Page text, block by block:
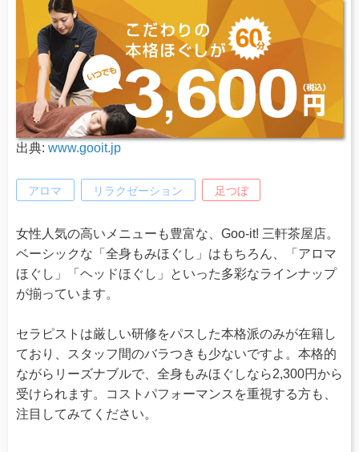
出典: www.gooit.jp
アロマ リラクゼーション 足つぼ
女性人気の高いメニューも豊富な、Goo-it! 三軒茶屋店。
ベーシックな「全身もみほぐし」はもちろん、「アロマ
ほぐし」「ヘッドほぐし」といった多彩なラインナップ
が揃っています。
セラピストは厳しい研修をパスした本格派のみが在籍し
ており、スタッフ間のバラつきも少ないですよ。本格的
ながらリーズナブルで、全身もみほぐしなら2,300円から
受けられます。コストパフォーマンスを重視する方も、
注目してみてください。